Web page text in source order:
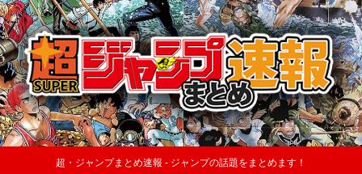
超・ジャンプまとめ速報 - ジャンプの話題をまとめます！